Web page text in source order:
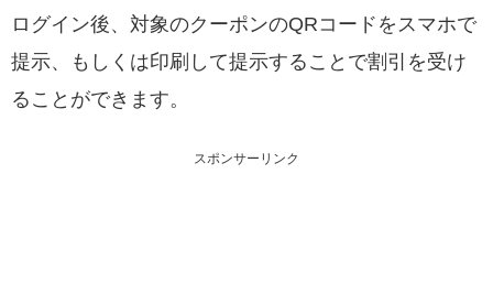
ログイン後、対象のクーポンのQRコードをスマホで
提示、もしくは印刷して提示することで割引を受け
ることができます。
スポンサーリンク